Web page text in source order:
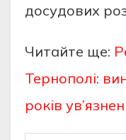
досудових
Читайте ще:
Тернополі:
років